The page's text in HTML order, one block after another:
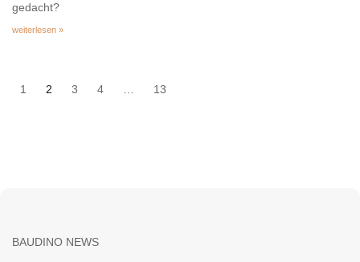
gedacht?
weiterlesen »
1 2 3 4 13
BAUDINO NEWS